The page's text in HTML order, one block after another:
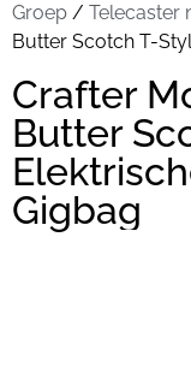
Groep / Telecaster
Butter Scotch T-
Crafter
Butter
Gigbag